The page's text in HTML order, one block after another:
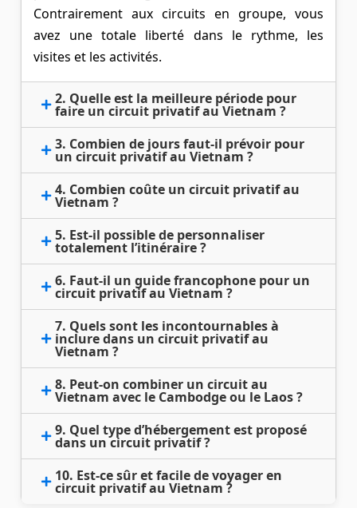
Contrairement aux circuits en groupe, vous
avez une totale liberté dans le rythme, les
visites et les activités.
2. Quelle est la meilleure période pour
faire un circuit privatif au Vietnam ?
3. Combien de jours faut-il prévoir pour
un circuit privatif au Vietnam ?
4. Combien coûte un circuit privatif au
Vietnam ?
5. Est-il possible de personnaliser
totalement l’itinéraire ?
6. Faut-il un guide francophone pour un
circuit privatif au Vietnam ?
7. Quels sont les incontournables à
inclure dans un circuit privatif au
Vietnam ?
8. Peut-on combiner un circuit au
Vietnam avec le Cambodge ou le Laos ?
9. Quel type d’hébergement est proposé
dans un circuit privatif ?
10. Est-ce sûr et facile de voyager en
circuit privatif au Vietnam ?